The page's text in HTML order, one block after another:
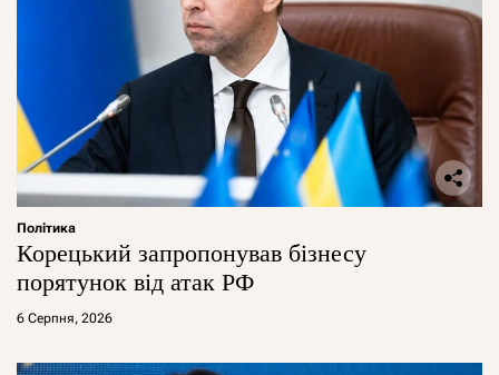
Політика
Корецький запропонував бізнесу
порятунок від атак РФ
6 Серпня, 2026